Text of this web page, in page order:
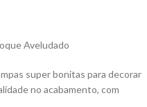
Aveludado
super bonitas para decorar
no acabamento, com